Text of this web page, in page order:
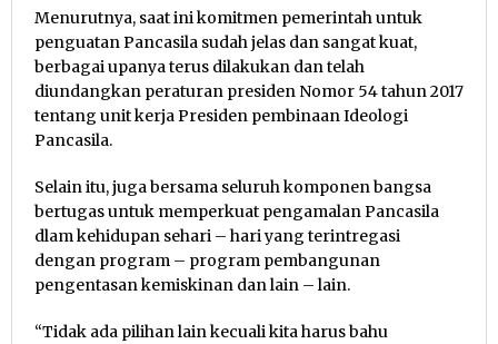
Menurutnya, saat ini komitmen pemerintah untuk
penguatan Pancasila sudah jelas dan sangat kuat,
berbagai upanya terus dilakukan dan telah
diundangkan peraturan presiden Nomor 54 tahun 2017
tentang unit kerja Presiden pembinaan Ideologi
Pancasila.
Selain itu, juga bersama seluruh komponen bangsa
bertugas untuk memperkuat pengamalan Pancasila
dlam kehidupan sehari – hari yang terintregasi
dengan program – program pembangunan
pengentasan kemiskinan dan lain – lain.
“Tidak ada pilihan lain kecuali kita harus bahu